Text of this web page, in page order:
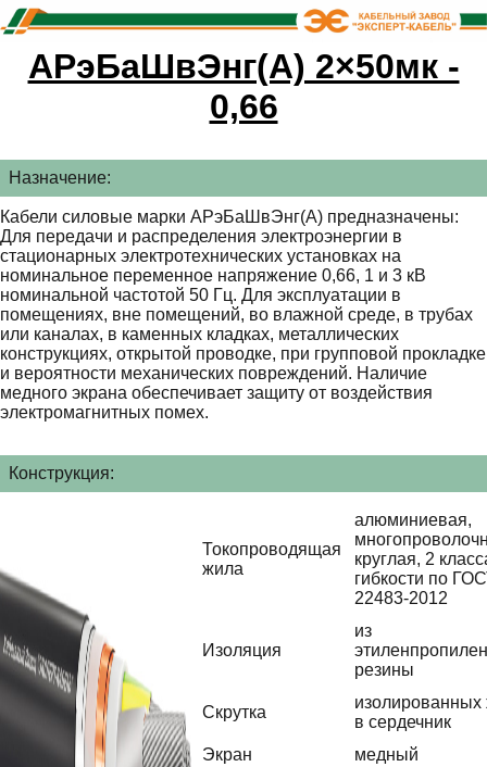
АРэБаШвЭнг(А) 2×50мк -
0,66
Назначение:
Кабели силовые марки АРэБаШвЭнг(А) предназначены:
Для передачи и распределения электроэнергии в
стационарных электротехнических установках на
номинальное переменное напряжение 0,66, 1 и 3 кВ
номинальной частотой 50 Гц. Для эксплуатации в
помещениях, вне помещений, во влажной среде, в трубах
или каналах, в каменных кладках, металлических
конструкциях, открытой проводке, при групповой прокладке
и вероятности механических повреждений. Наличие
медного экрана обеспечивает защиту от воздействия
электромагнитных помех.
Конструкция:
Токопроводящая
жила
алюминиевая,
круглая, 2
гибкости по
22483-2012
Изоляция
из
резины
Скрутка
изолированных
в сердечник
Экран
медный